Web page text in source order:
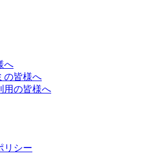
へ
の皆様へ
用の皆様へ
リシー